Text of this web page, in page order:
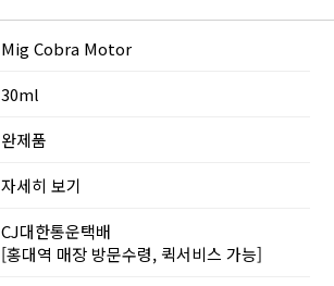
Mig Cobra Motor
30ml
완제품
자세히 보기
CJ대한통운택배
[홍대역 매장 방문수령, 퀵서비스 가능]